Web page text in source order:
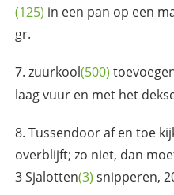
(125) in een pan op een
gr.
zuurkool(500)
laag vuur en met het
Tussendoor af en toe
overblijft; zo niet, dan
3Sjalotten(3) snipperen,